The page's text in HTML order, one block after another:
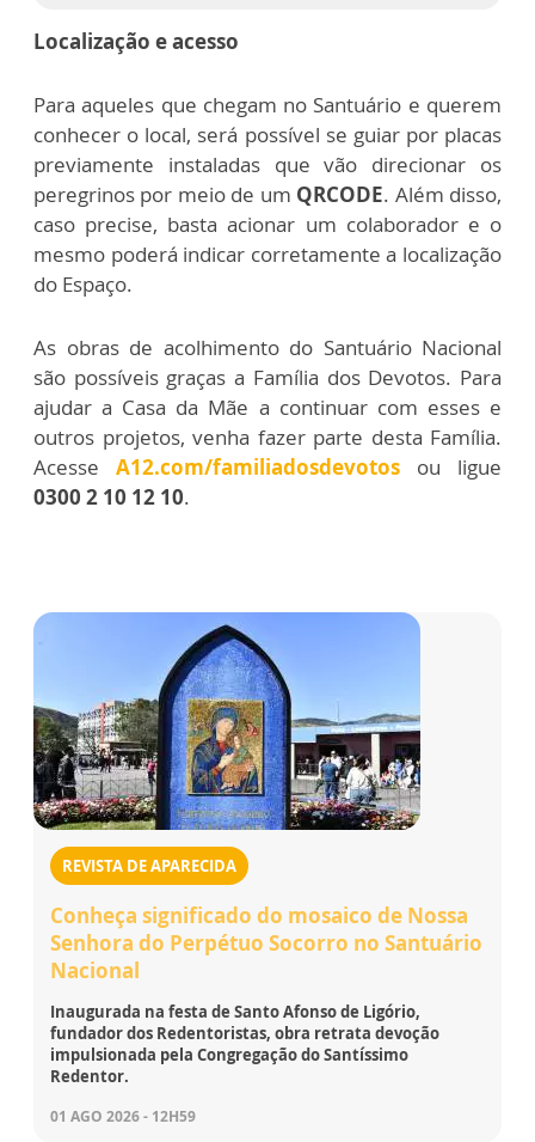
Localização e acesso
Para aqueles que chegam no Santuário e querem
conhecer o local, será possível se guiar por placas
previamente instaladas que vão direcionar os
peregrinos por meio de um QRCODE. Além disso,
caso precise, basta acionar um colaborador e o
mesmo poderá indicar corretamente a localização
do Espaço.
As obras de acolhimento do Santuário Nacional
são possíveis graças a Família dos Devotos. Para
ajudar a Casa da Mãe a continuar com esses e
outros projetos, venha fazer parte desta Família.
Acesse A12.com/familiadosdevotos ou ligue
0300 2 10 12 10.
REVISTA DE APARECIDA
Conheça significado do mosaico de Nossa
Senhora do Perpétuo Socorro no Santuário
Nacional
Inaugurada na festa de Santo Afonso de Ligório,
fundador dos Redentoristas, obra retrata devoção
impulsionada pela Congregação do Santíssimo
Redentor.
01 AGO 2026 - 12H59